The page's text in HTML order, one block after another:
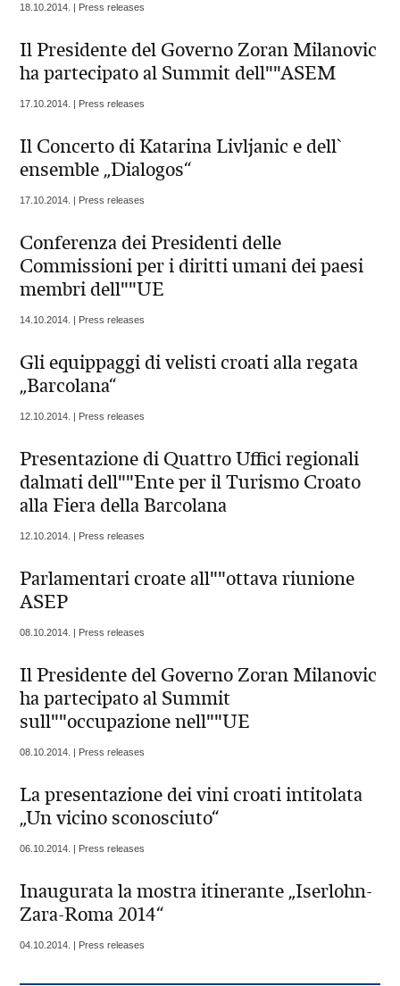
18.10.2014. | Press releases
Il Presidente del Governo Zoran Milanovic
ha partecipato al Summit dell""ASEM
17.10.2014. | Press releases
Il Concerto di Katarina Livljanic e dell`
ensemble „Dialogos“
17.10.2014. | Press releases
Conferenza dei Presidenti delle
Commissioni per i diritti umani dei paesi
membri dell""UE
14.10.2014. | Press releases
Gli equippaggi di velisti croati alla regata
„Barcolana“
12.10.2014. | Press releases
Presentazione di Quattro Uffici regionali
dalmati dell""Ente per il Turismo Croato
alla Fiera della Barcolana
12.10.2014. | Press releases
Parlamentari croate all""ottava riunione
ASEP
08.10.2014. | Press releases
Il Presidente del Governo Zoran Milanovic
ha partecipato al Summit
sull""occupazione nell""UE
08.10.2014. | Press releases
La presentazione dei vini croati intitolata
„Un vicino sconosciuto“
06.10.2014. | Press releases
Inaugurata la mostra itinerante „Iserlohn-
Zara-Roma 2014“
04.10.2014. | Press releases